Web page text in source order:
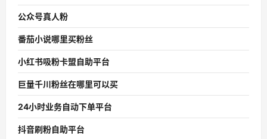
公众号真人粉
番茄小说哪里买粉丝
小红书吸粉卡盟自助平台
巨量千川粉丝在哪里可以买
24小时业务自动下单平台
抖音刷粉自助平台